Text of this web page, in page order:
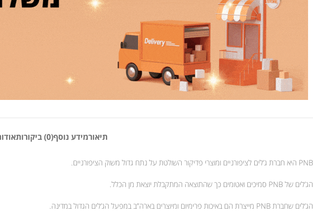
תיאורמידע נוסף(0) ביקורות
PNB היא חברת ג’לים לציפורניים ומוצרי פדיקור השולטת על נתח גדול משוק הציפורניים.
הג’לים של PNB סמיכים ואטומים כך שהתוצאה המתקבלת יוצאת מן הכלל.
הג’לים שחברת PNB מייצרת הם באיכות פרימיום ומיוצרים בארה”ב במפעל הג’לים הגדול במדינה.